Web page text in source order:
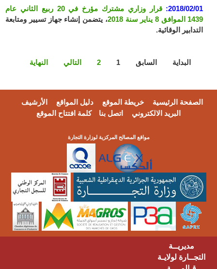
2018/02/01:
قرار وزاري مشترك مؤرخ في 20 ربيع الثاني عام
1439 الموافق 8 يناير سنة 2018
، يتضمن إنشاء جهاز تسيير ومتابعة
التدابير الوقائية.
البداية السابق 1
2 التالي النهاية
الصفحة الرئيسية خريطة الموقع دليل المواقع
الأرشيف
البريد الالكتروني
اتصل بنا كلمة افتتاح الموقع
مواقع المصالح المركزية لوزارة التجارة
مديريــة
التجــارة لولايـة